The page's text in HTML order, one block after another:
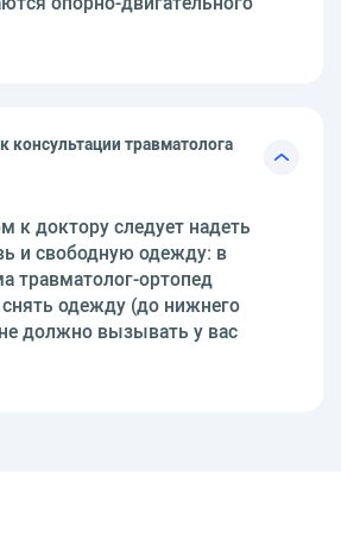
консультации травматолога
к доктору следует надеть
и свободную одежду: в
травматолог-ортопед
снять одежду (до нижнего
должно вызывать у вас